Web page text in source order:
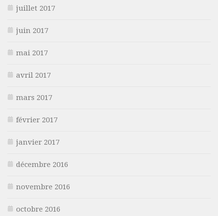
juillet 2017
juin 2017
mai 2017
avril 2017
mars 2017
février 2017
janvier 2017
décembre 2016
novembre 2016
octobre 2016